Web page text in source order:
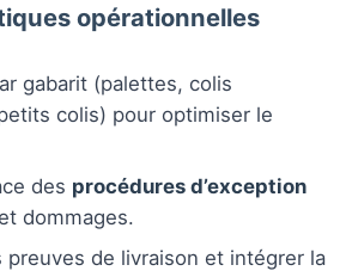
opérationnelles
gabarit (palettes, colis
colis) pour optimiser le
des procédures d’exception
dommages.
preuves de livraison et intégrer la